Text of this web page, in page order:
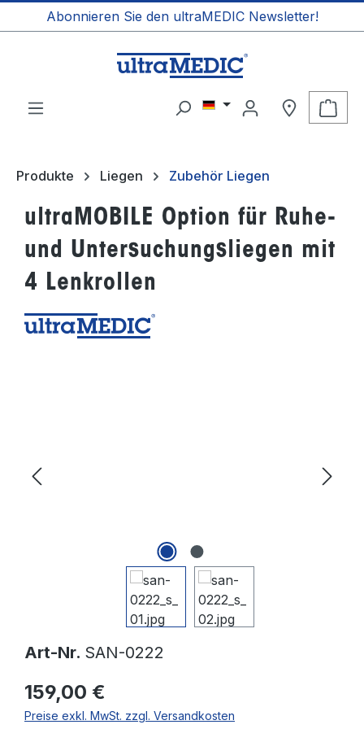
springen
Abonnieren Sie den ultraMEDIC Newsletter!
Produkte Liegen Zubehör Liegen
ultraMOBILE Option für Ruhe-
und Untersuchungsliegen mit
4 Lenkrollen
Art-Nr. SAN-0222
159,00 €
Preise exkl. MwSt. zzgl. Versandkosten